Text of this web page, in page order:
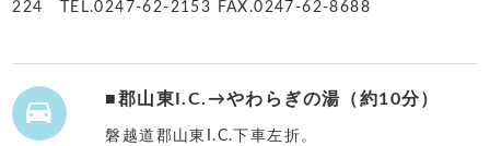
224 TEL.0247-62-2153 FAX.0247-62-8688
 ■郡山東I.C.→やわらぎの湯（約10分）
磐越道郡山東I.C.下車左折。